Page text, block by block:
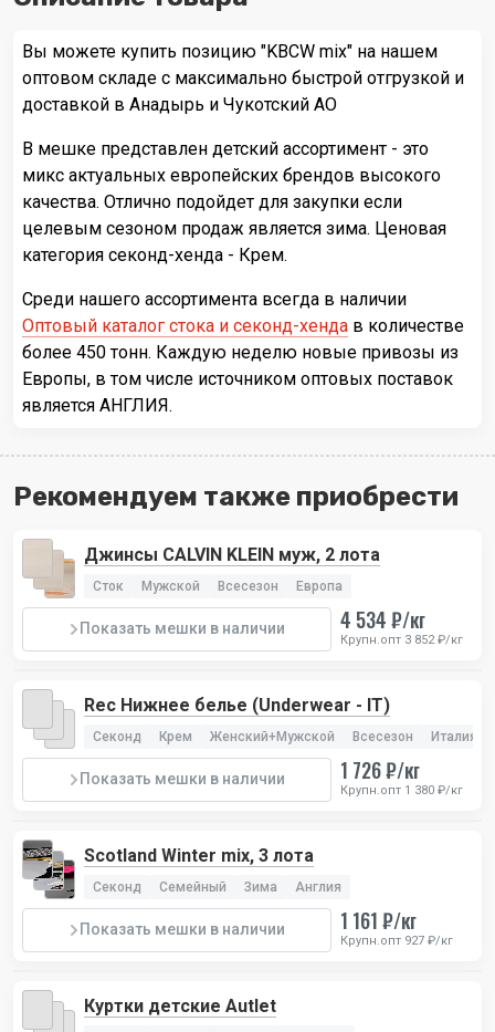
Вы можете купить позицию "KBCW mix" на нашем
оптовом складе с максимально быстрой отгрузкой и
доставкой в Анадырь и Чукотский АО
В мешке представлен детский ассортимент - это
микс актуальных европейских брендов высокого
качества. Отлично подойдет для закупки если
целевым сезоном продаж является зима. Ценовая
категория секонд-хенда - Крем.
Среди нашего ассортимента всегда в наличии
Оптовый каталог стока и секонд-хенда в количестве
более 450 тонн. Каждую неделю новые привозы из
Европы, в том числе источником оптовых поставок
является АНГЛИЯ.
Рекомендуем также приобрести
Джинсы CALVIN KLEIN муж, 2 лота
Сток Мужской Всесезон Европа
Показать мешки в наличии 4 534 ₽/кг
Крупн.опт 3 852 ₽/кг
Rec Нижнее белье (Underwear - IT)
Секонд Крем Женский+Мужской Всесезон Италия
Показать мешки в наличии 1 726 ₽/кг
Крупн.опт 1 380 ₽/кг
Scotland Winter mix, 3 лота
Секонд Семейный Зима Англия
Показать мешки в наличии 1 161 ₽/кг
Крупн.опт 927 ₽/кг
Куртки детские Autlet